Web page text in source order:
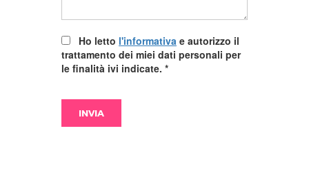
Ho letto l'informativa e autorizzo il
trattamento dei miei dati personali per
le finalità ivi indicate. *